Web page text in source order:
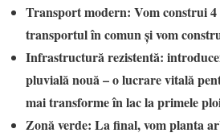
Transport modern: Vom construi
transportul în comun și vom
Infrastructură rezistentă:
pluvială nouă – o lucrare vitală
mai transforme în lac la primele
Zonă verde: La final, vom planta